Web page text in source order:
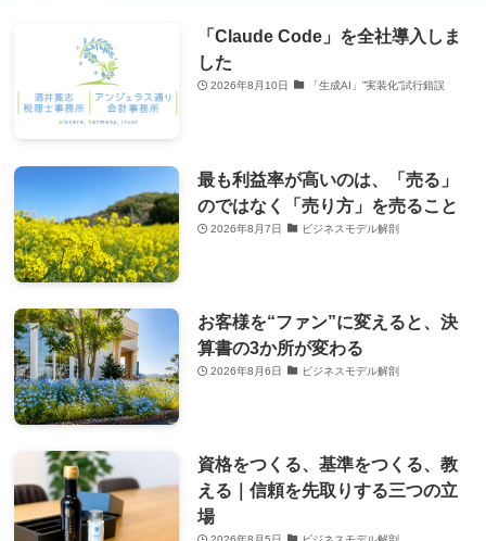
「Claude Code」を全社導入しま
した
2026年8月10日 「生成AI」”実装化”試行錯誤
最も利益率が高いのは、「売る」
のではなく「売り方」を売ること
2026年8月7日 ビジネスモデル解剖
お客様を“ファン”に変えると、決
算書の3か所が変わる
2026年8月6日 ビジネスモデル解剖
資格をつくる、基準をつくる、教
える｜信頼を先取りする三つの立
場